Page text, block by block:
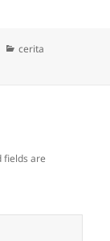
Categories
cerita
fields are